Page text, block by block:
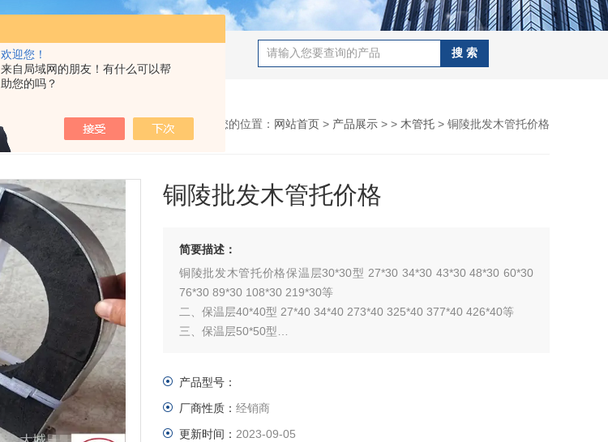
欢迎您！
来自局域网的朋友！有什么可以帮
助您的吗？
您的位置： 网站首页 > 产品展示 > > 木管托 > 铜陵批发木管托价格
铜陵批发木管托价格
简要描述：
铜陵批发木管托价格保温层30*30型 27*30 34*30 43*30 48*30 60*30
76*30 89*30 108*30 219*30等
二、保温层40*40型 27*40 34*40 273*40 325*40 377*40 426*40等
三、保温层50*50型
六、保温层150*150型
七、保温层200*200型
八、保温层
产品型号：
厂商性质： 经销商
更新时间： 2023-09-05